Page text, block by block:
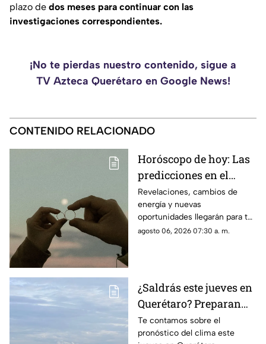
plazo de dos meses para continuar con las
investigaciones correspondientes.
¡No te pierdas nuestro contenido, sigue a
TV Azteca Querétaro en Google News!
CONTENIDO RELACIONADO
Horóscopo de hoy: Las
predicciones en el
amor, dinero y salud
para cada signo
Revelaciones, cambios de
energía y nuevas
oportunidades llegarán para tu
signo en el horóscopo de este
agosto 06, 2026 07:30 a. m.
¿Saldrás este jueves en
Querétaro? Preparan
paraguas: se prevén
lluvias de hasta 55% y
Te contamos sobre el
pronóstico del clima este